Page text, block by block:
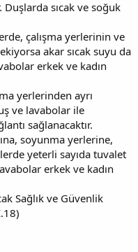
sıcak ve soğuk
çalışma yerlerinin ve
akar sıcak suyu da
erkek ve kadın
yerlerinden ayrı
ve lavabolar ile
sağlanacaktır.
soyunma yerlerine,
yeterli sayıda tuvalet
erkek ve kadın
Sağlık ve Güvenlik